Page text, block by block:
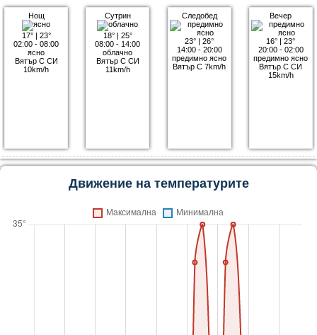
Нощ
17°| 23°
02:00 - 08:00
ясно
Вятър С СИ
10km/h
Сутрин
18°| 25°
08:00 - 14:00
облачно
Вятър С СИ
11km/h
Следобед
23° |26°
14:00 - 20:00
предимно ясно
Вятър С 7km/h
Вечер
16° |23°
20:00 - 02:00
предимно ясно
Вятър С СИ
15km/h
Движение на температурите